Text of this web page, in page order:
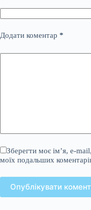
Додати коментар *
Зберегти моє ім’я, e-
моїх подальших
Опублікувати